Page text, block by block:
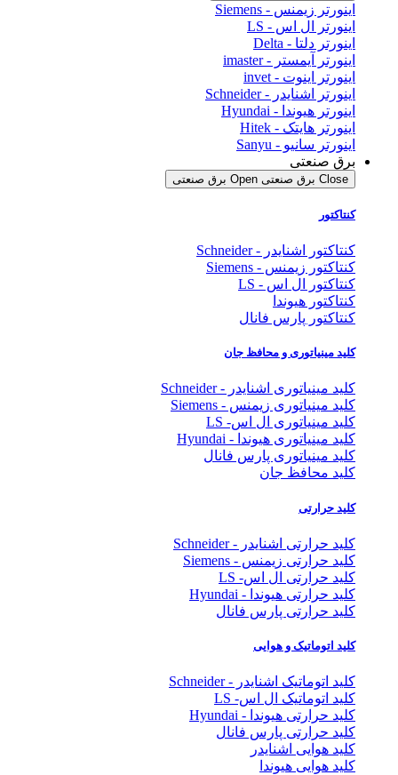
اینورتر زیمنس - Siemens
اینورتر ال اس - LS
اینورتر دلتا - Delta
اینورتر آیمستر - imaster
اینورتر اینوت - invet
اینورتر اشنایدر - Schneider
اینورتر هیوندا - Hyundai
اینورتر هایتک - Hitek
اینورتر سانیو - Sanyu
برق صنعتی
Close برق صنعتی Open برق صنعتی
کنتاکتور
کنتاکتور اشنایدر - Schneider
کنتاکتور زیمنس - Siemens
کنتاکتور ال اس - LS
کنتاکتور هیوندا
کنتاکتور پارس فانال
کلید مینیاتوری و محافظ جان
کلید مینیاتوری اشنایدر - Schneider
کلید مینیاتوری زیمنس - Siemens
کلید مینیاتوری ال اس- LS
کلید مینیاتوری هیوندا - Hyundai
کلید مینیاتوری پارس فانال
کلید محافظ جان
کلید حرارتی
کلید حرارتی اشنایدر - Schneider
کلید حرارتی زیمنس - Siemens
کلید حرارتی ال اس- LS
کلید حرارتی هیوندا - Hyundai
کلید حرارتی پارس فانال
کلید اتوماتیک و هوایی
کلید اتوماتیک اشنایدر - Schneider
کلید اتوماتیک ال اس- LS
کلید حرارتی هیوندا - Hyundai
کلید حرارتی پارس فانال
کلید هوایی اشنایدر
کلید هوایی هیوندا